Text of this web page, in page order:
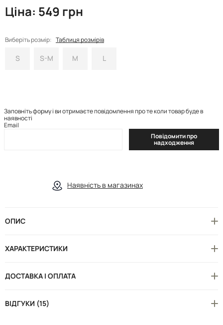
Ціна: 549 грн
Виберіть розмір: Таблиця розмірів
S S-M M L
Заповніть форму і ви отримаєте повідомлення про те коли товар буде в
наявності
Email
Повідомити про
надходження
Наявність в магазинах
ОПИС
ХАРАКТЕРИСТИКИ
ДОСТАВКА І ОПЛАТА
ВІДГУКИ (15)